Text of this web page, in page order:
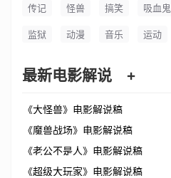
传记 怪兽 搞笑 吸血鬼
监狱 动漫 音乐 运动
最新电影解说 +
《大怪兽》电影解说稿
《魔兽战场》电影解说稿
《老公不是人》电影解说稿
《超级大玩家》电影解说稿